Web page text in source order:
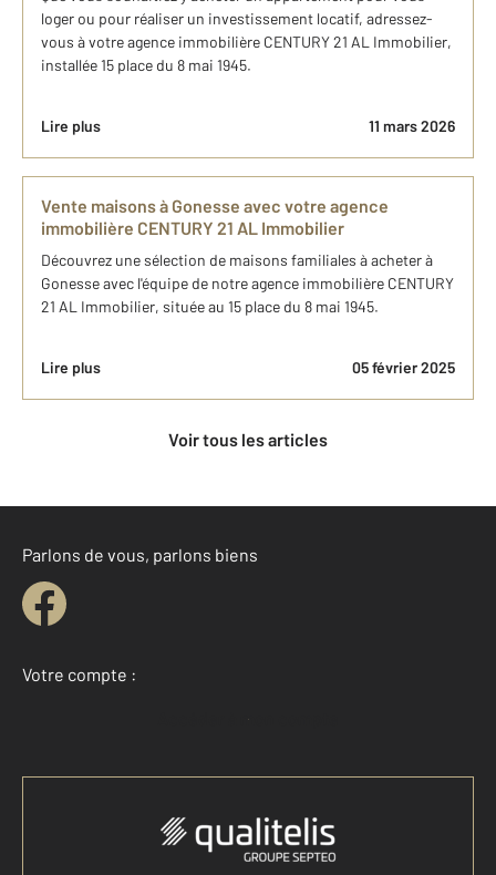
loger ou pour réaliser un investissement locatif, adressez-
vous à votre agence immobilière CENTURY 21 AL Immobilier,
installée 15 place du 8 mai 1945.
Lire plus 11 mars 2026
Vente maisons à Gonesse avec votre agence
immobilière CENTURY 21 AL Immobilier
Découvrez une sélection de maisons familiales à acheter à
Gonesse avec l'équipe de notre agence immobilière CENTURY
21 AL Immobilier, située au 15 place du 8 mai 1945.
Lire plus 05 février 2025
Voir tous les articles
Parlons de vous, parlons biens
Votre compte :
Accéder à mon compte